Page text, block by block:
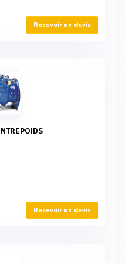
Recevoir un devis
Recevoir un devis